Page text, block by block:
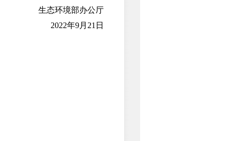
生态环境部办公厅
2022年9月21日